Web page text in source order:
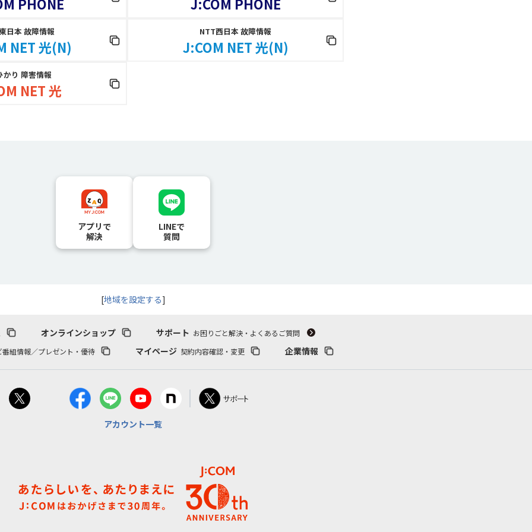
日本 故障情報
NET 光(N)
NTT西日本 故障情報
J:COM NET 光(N)
かり 障害情報
NET 光
アプリで
解決
LINEで
質問
[地域を設定する]
オンラインショップ サポート お困りごと解決・よくあるご質問
番組情報／プレゼント・優待
マイページ 契約内容確認・変更 企業情報
アカウント一覧